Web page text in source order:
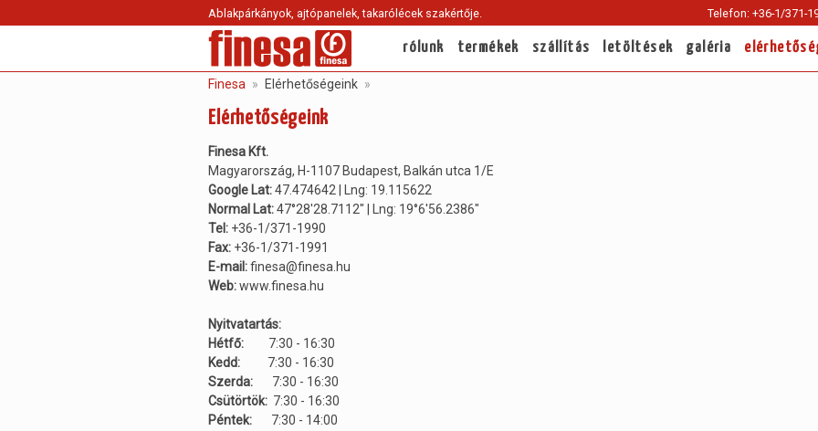
Telefon: +36-1/371-
Ablakpárkányok, ajtópanelek, takarólécek szakértője.
rólunk termékek szállítás letöltések galéria
page:
Finesa Elérhetőségeink
Elérhetőségeink
Finesa Kft.
Magyarország, H-1107 Budapest, Balkán utca 1/E
Google Lat:47.474642 | Lng: 19.115622
Normal Lat:47°28'28.7112" | Lng: 19°6'56.2386"
Tel: +36-1/371-1990
Fax: +36-1/371-1991
E-mail:finesa@finesa.hu
Web:www.finesa.hu
Nyitvatartás:
Hétfő: 7:30 - 16:30
Kedd: 7:30 - 16:30
Szerda: 7:30 - 16:30
Csütörtök: 7:30 - 16:30
Péntek: 7:30 - 14:00